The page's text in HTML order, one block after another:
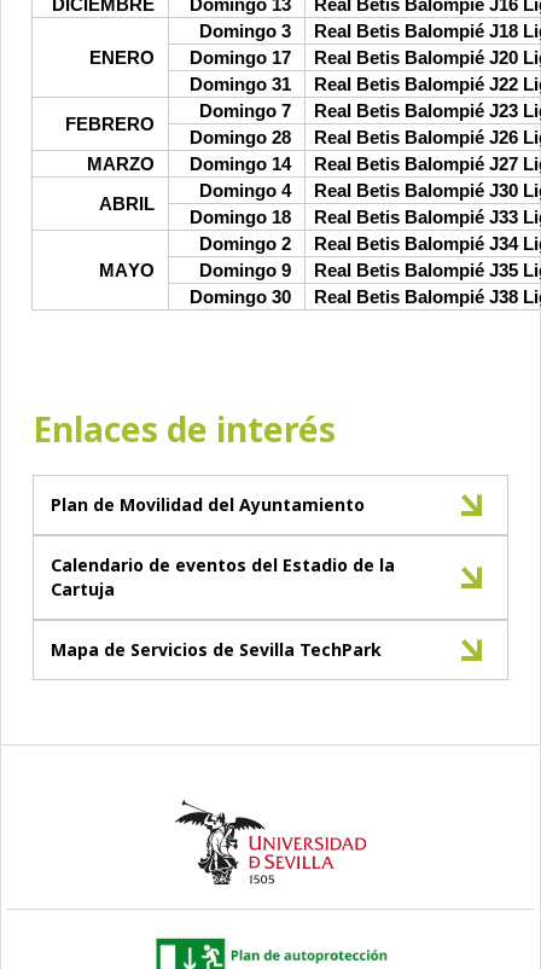
DICIEMBRE Domingo 13 Real Betis Balompié J16
ENERO
Domingo 3
Real Betis Balompié J18
Domingo 17
Real Betis Balompié J20
Domingo 31
Real Betis Balompié J22
FEBRERO
Domingo 7
Real Betis Balompié J23
Domingo 28
Real Betis Balompié J26
MARZO
Domingo 14 Real Betis Balompié J27
ABRIL
Domingo 4
Real Betis Balompié J30
Domingo 18
Real Betis Balompié J33
MAYO
Domingo 2
Real Betis Balompié J34
Domingo 9
Real Betis Balompié J35
Domingo 30
Real Betis Balompié J38
Enlaces de interés
Plan de Movilidad del Ayuntamiento
Calendario de eventos del Estadio de la
Cartuja
Mapa de Servicios de Sevilla TechPark